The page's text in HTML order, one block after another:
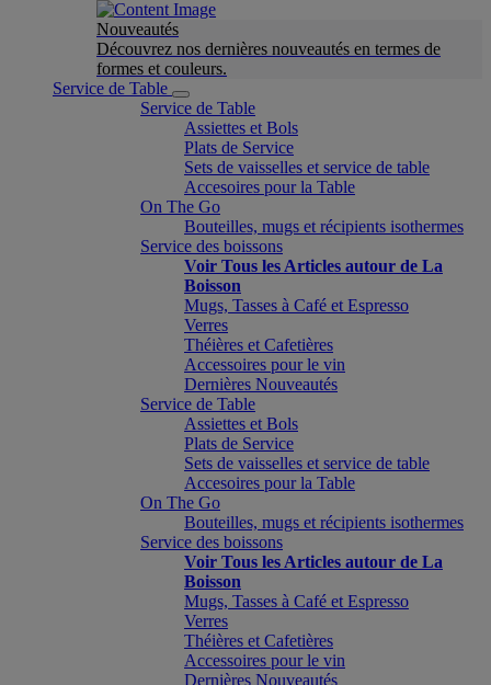
Nouveautés
Découvrez nos dernières nouveautés en termes de
formes et couleurs.
Service de Table
Service de Table
Assiettes et Bols
Plats de Service
Sets de vaisselles et service de table
Accesoires pour la Table
On The Go
Bouteilles, mugs et récipients isothermes
Service des boissons
Voir Tous les Articles autour de La
Boisson
Mugs, Tasses à Café et Espresso
Verres
Théières et Cafetières
Accessoires pour le vin
Dernières Nouveautés
Service de Table
Assiettes et Bols
Plats de Service
Sets de vaisselles et service de table
Accesoires pour la Table
On The Go
Bouteilles, mugs et récipients isothermes
Service des boissons
Voir Tous les Articles autour de La
Boisson
Mugs, Tasses à Café et Espresso
Verres
Théières et Cafetières
Accessoires pour le vin
Dernières Nouveautés